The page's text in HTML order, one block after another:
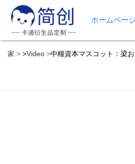
ホームページ
家 >Video 中糧資本マスコット：梁